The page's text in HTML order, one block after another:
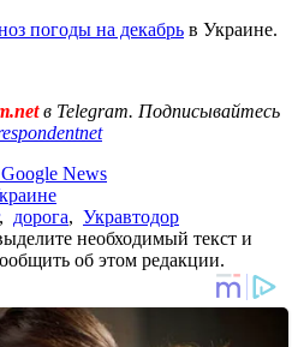
погоды на декабрь в Украине.
в Telegram. Подписывайтесь
News
, дорога, Укравтодор
необходимый текст и
об этом редакции.